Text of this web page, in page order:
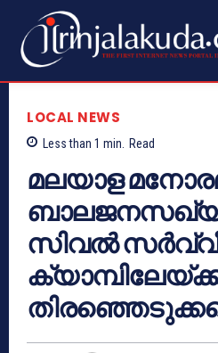
LOCAL NEWS
Less than 1 min. Read
മലയാള
സിവല്‍